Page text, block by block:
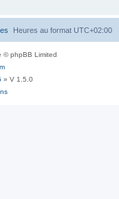
Heures au format UTC+02:00
© phpBB Limited
» V 1.5.0